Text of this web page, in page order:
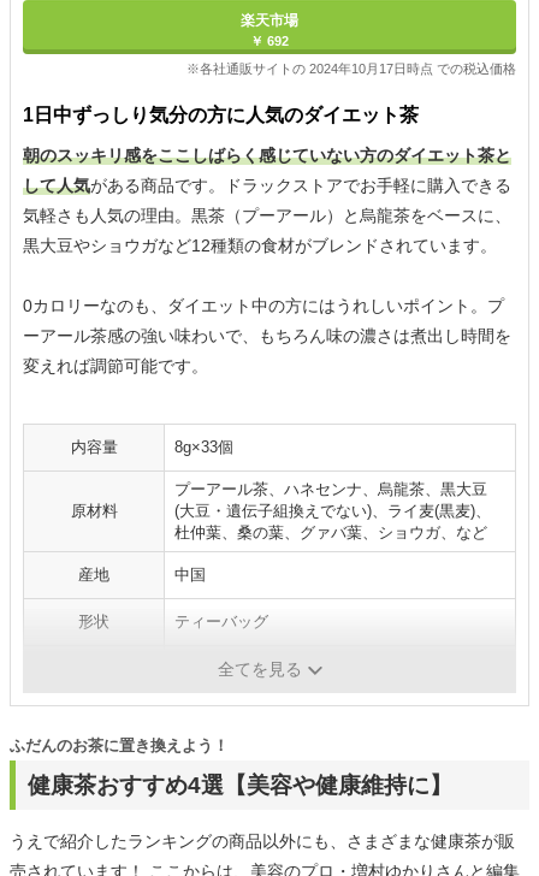
楽天市場
￥ 692
※各社通販サイトの 2024年10月17日時点 での税込価格
1日中ずっしり気分の方に人気のダイエット茶
朝のスッキリ感をここしばらく感じていない方のダイエット茶と
して人気がある商品です。ドラックストアでお手軽に購入できる
気軽さも人気の理由。黒茶（プーアール）と烏龍茶をベースに、
黒大豆やショウガなど12種類の食材がブレンドされています。
0カロリーなのも、ダイエット中の方にはうれしいポイント。プ
ーアール茶感の強い味わいで、もちろん味の濃さは煮出し時間を
変えれば調節可能です。
内容量 8g×33個
原材料
プーアール茶、ハネセンナ、烏龍茶、黒大豆
(大豆・遺伝子組換えでない)、ライ麦(黒麦)、
杜仲葉、桑の葉、グァバ葉、ショウガ、など
産地 中国
形状 ティーバッグ
全てを見る
健康茶おすすめ4選【美容や健康維持に】
ふだんのお茶に置き換えよう！
うえで紹介したランキングの商品以外にも、さまざまな健康茶が販
売されています！ ここからは、美容のプロ・増村ゆかりさんと編集